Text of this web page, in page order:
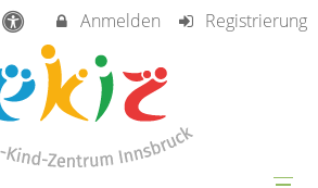
Anmelden Registrierung